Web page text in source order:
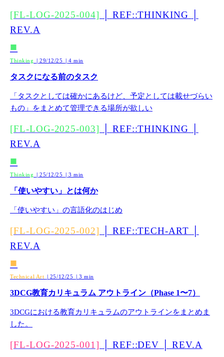
[FL-LOG-2025-004] REF::THINKING
REV.A
■
Thinking 29/12/25 4 min
タスクになる前のタスク
「タスクとしては確かにあるけど、予定としては載せづらい
もの」をまとめて管理できる場所が欲しい
[FL-LOG-2025-003] REF::THINKING
REV.A
■
Thinking 25/12/25 3 min
「使いやすい」とは何か
「使いやすい」の言語化のはじめ
[FL-LOG-2025-002] REF::TECH-ART
REV.A
■
Technical Art 25/12/25 3 min
3DCG教育カリキュラム アウトライン（Phase 1〜7）
3DCGにおける教育カリキュラムのアウトラインをまとめま
した。
[FL-LOG-2025-001] REF::DEV REV.A